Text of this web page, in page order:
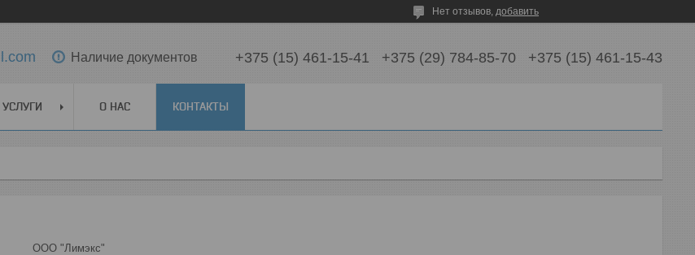
Нет отзывов, добавить
Наличие документов +375 (15) 461-15-41 +375 (29) 784-85-70 +375 (15) 461-15-43
О НАС КОНТАКТЫ
ООО "Лимэкс"